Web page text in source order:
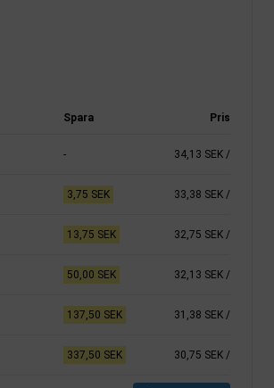
Spara Pris
- 34,13 SEK /
3,75 SEK 33,38 SEK /
13,75 SEK 32,75 SEK /
50,00 SEK 32,13 SEK /
137,50 SEK 31,38 SEK /
337,50 SEK 30,75 SEK /